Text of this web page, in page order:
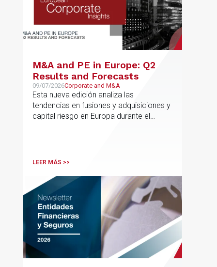
M&A and PE in Europe: Q2
Results and Forecasts
09/07/2026Corporate and M&A
Esta nueva edición analiza las
tendencias en fusiones y adquisiciones y
capital riesgo en Europa durante el
LEER MÁS >>